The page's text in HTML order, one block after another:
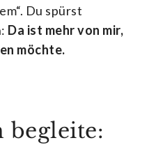
Du spürst
Da ist mehr von mir,
möchte.
begleite: